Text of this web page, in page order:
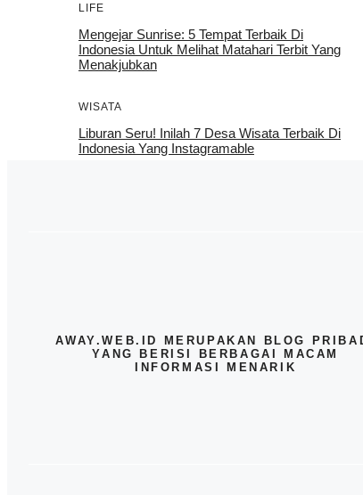
LIFE
Mengejar Sunrise: 5 Tempat Terbaik Di
Indonesia Untuk Melihat Matahari Terbit Yang
Menakjubkan
WISATA
Liburan Seru! Inilah 7 Desa Wisata Terbaik Di
Indonesia Yang Instagramable
AWAY.WEB.ID MERUPAKAN BLOG
YANG BERISI BERBAGAI MACAM
INFORMASI MENARIK